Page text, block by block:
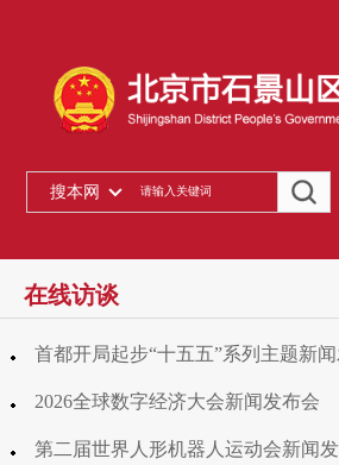
搜本网
在线访谈
2026全球数字经济大会新闻发布会